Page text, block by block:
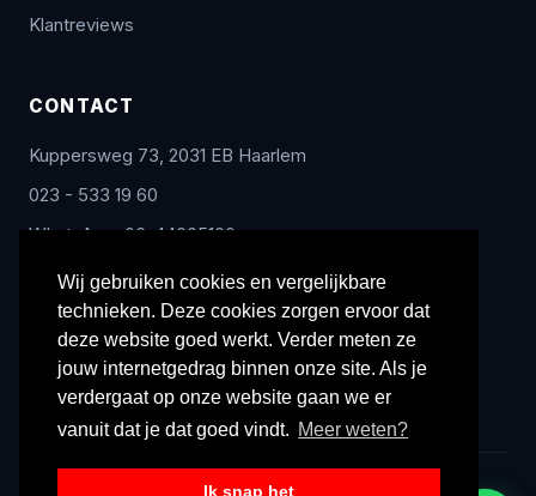
Wij gebruiken cookies en vergelijkbare
technieken. Deze cookies zorgen ervoor dat
deze website goed werkt. Verder meten ze
jouw internetgedrag binnen onze site. Als je
verdergaat op onze website gaan we er
vanuit dat je dat goed vindt. Meer weten?
Ik snap het
Klantreviews
CONTACT
Kuppersweg 73, 2031 EB Haarlem
023 - 533 19 60
WhatsApp: 06-44005100
info@radex-benelux.nl
Ma – Vrij: 9:00 – 17:00